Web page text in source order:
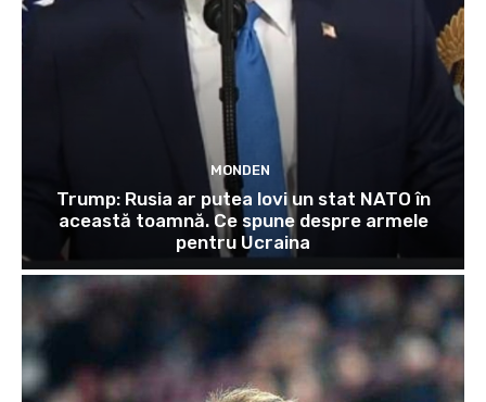
MONDEN
Trump: Rusia ar putea lovi un stat NATO în
această toamnă. Ce spune despre armele
pentru Ucraina